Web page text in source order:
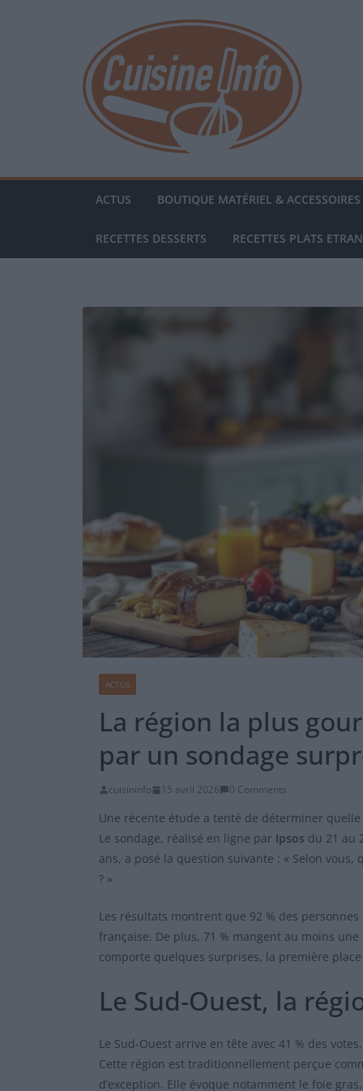
ACTUS BOUTIQUE MATÉRIEL &
RECETTES DESSERTS RECETTES PLATS
ACTUS
La région la plus
par un sondage
cuisininfo 15 avril 2026 0 Comments
Une récente étude a tenté de déterminer
Le sondage, réalisé en ligne par Ipsos du 21 au
ans, a posé la question suivante : « Selon
? »
Les résultats montrent que 92 % des
française. De plus, 71 % mangent au moins
comporte quelques surprises, la première
Le Sud-Ouest, la
Le Sud-Ouest arrive en tête avec 41 % des
Cette région est traditionnellement perçue
d’exception. Elle évoque notamment le foie